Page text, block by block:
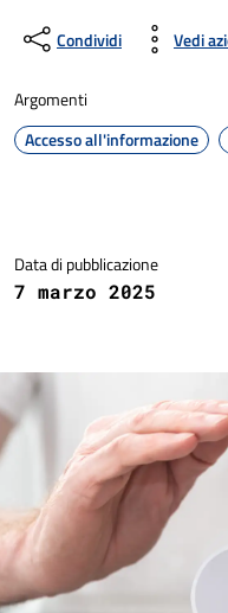
Condividi Vedi
Argomenti
Accesso all'informazione
Data di pubblicazione
7 marzo 2025